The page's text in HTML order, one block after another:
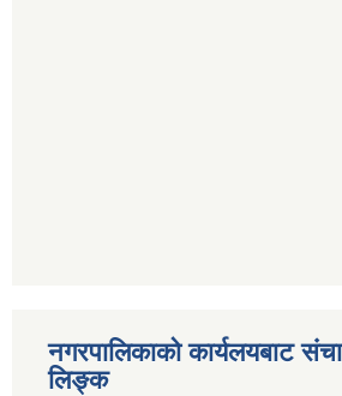
नगरपालिकाको कार्यलयबाट
लिङ्क